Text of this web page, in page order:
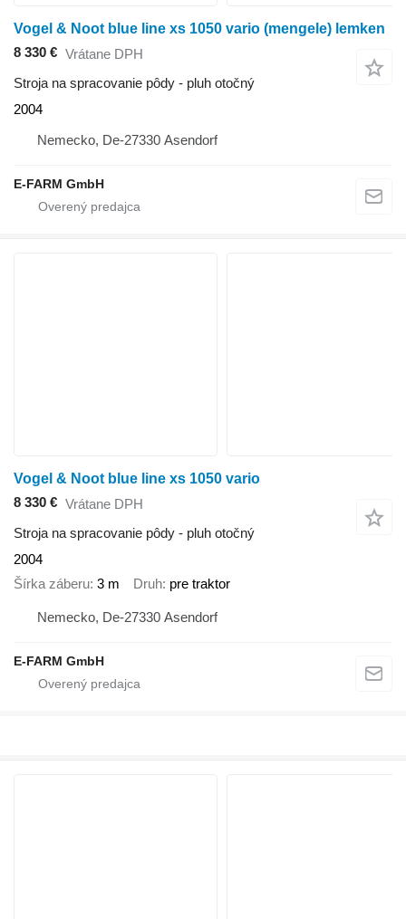
Vogel & Noot blue line xs 1050 vario (mengele) lemken
8 330 € Vrátane DPH
Stroja na spracovanie pôdy - pluh otočný
2004
Nemecko, De-27330 Asendorf
E-FARM GmbH
Vogel & Noot blue line xs 1050 vario
8 330 € Vrátane DPH
Stroja na spracovanie pôdy - pluh otočný
2004
Šírka záberu 3 m Druh pre traktor
Nemecko, De-27330 Asendorf
E-FARM GmbH